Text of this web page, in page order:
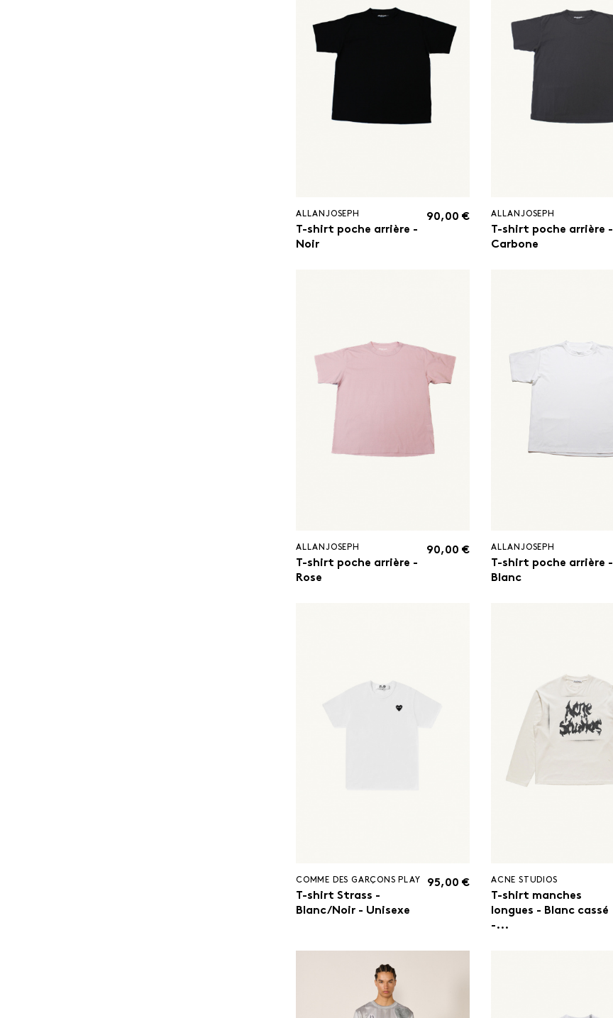
ALLANJOSEPH
T-shirt poche arrière -
Noir
90,00 € ALLANJOSEPH
T-shirt poche arrière -
Carbone
ALLANJOSEPH
T-shirt poche arrière -
Rose
90,00 € ALLANJOSEPH
T-shirt poche arrière -
Blanc
COMME DES GARÇONS PLAY
T-shirt Strass -
Blanc/Noir - Unisexe
95,00 € ACNE STUDIOS
T-shirt manches
longues - Blanc cassé
-...